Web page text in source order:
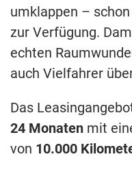
umklappen –
zur Verfügung.
echten
auch Vielfahrer
Das
24 Monaten mit
von 10.000